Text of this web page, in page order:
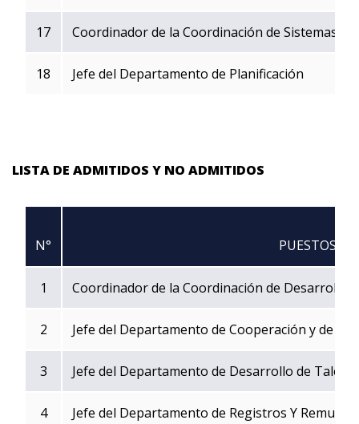
17 Coordinador de la Coordinación de Sistemas
18 Jefe del Departamento de Planificación
LISTA DE ADMITIDOS Y NO ADMITIDOS
N° PUESTOS
1 Coordinador de la Coordinación de Desarrollo
2 Jefe del Departamento de Cooperación y de
3 Jefe del Departamento de Desarrollo de
4 Jefe del Departamento de Registros Y